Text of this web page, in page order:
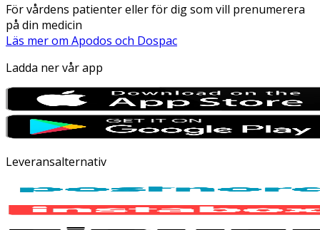
För vårdens patienter eller för dig som vill prenumerera
på din medicin
Läs mer om Apodos och Dospac
Ladda ner vår app
Leveransalternativ